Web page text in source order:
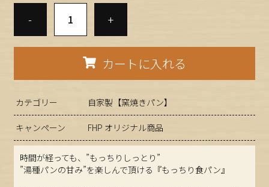
- +
カートに入れる
カテゴリー 自家製【窯焼きパン】
キャンペーン FHP オリジナル商品
時間が経っても、”もっちりしっとり”
”湯種パンの甘み”を楽しんで頂ける『もっちり食パン』